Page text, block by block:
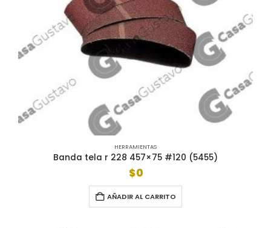
HERRAMIENTAS
Banda tela r 228 457×75 #120 (5455)
$0
AÑADIR AL CARRITO